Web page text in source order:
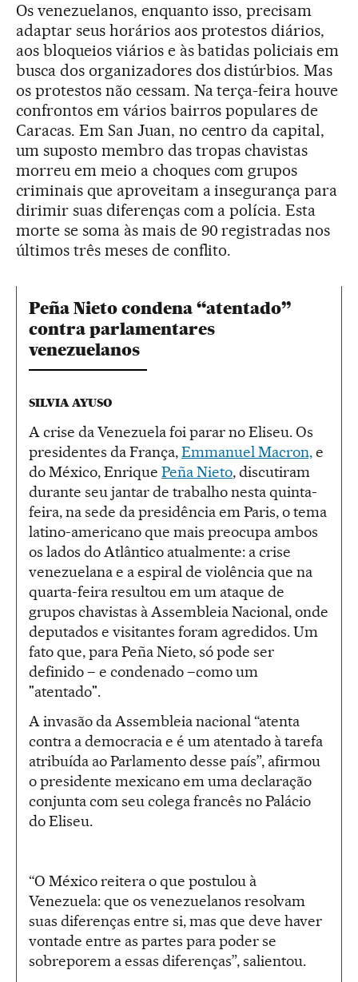
Os venezuelanos, enquanto isso, precisam
adaptar seus horários aos protestos diários,
aos bloqueios viários e às batidas policiais em
busca dos organizadores dos distúrbios. Mas
os protestos não cessam. Na terça-feira houve
confrontos em vários bairros populares de
Caracas. Em San Juan, no centro da capital,
um suposto membro das tropas chavistas
morreu em meio a choques com grupos
criminais que aproveitam a insegurança para
dirimir suas diferenças com a polícia. Esta
morte se soma às mais de 90 registradas nos
últimos três meses de conflito.
Peña Nieto condena “atentado”
contra parlamentares
venezuelanos
SILVIA AYUSO
A crise da Venezuela foi parar no Eliseu. Os
presidentes da França,Emmanuel Macron,e
do México, Enrique Peña Nieto, discutiram
durante seu jantar de trabalho nesta quinta-
feira, na sede da presidência em Paris, o tema
latino-americano que mais preocupa ambos
os lados do Atlântico atualmente: a crise
venezuelana e a espiral de violência que na
quarta-feira resultou em um ataque de
grupos chavistas à Assembleia Nacional, onde
deputados e visitantes foram agredidos. Um
fato que, para Peña Nieto, só pode ser
definido – e condenado –como um
"atentado".
A invasão da Assembleia nacional “atenta
contra a democracia e é um atentado à tarefa
atribuída ao Parlamento desse país”, afirmou
o presidente mexicano em uma declaração
conjunta com seu colega francês no Palácio
do Eliseu.
“O México reitera o que postulou à
Venezuela: que os venezuelanos resolvam
suas diferenças entre si, mas que deve haver
vontade entre as partes para poder se
sobreporem a essas diferenças”, salientou.